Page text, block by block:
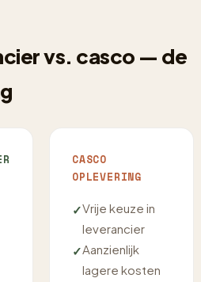
vs. casco — de
CASCO
OPLEVERING
Vrije keuze in
leverancier
Aanzienlijk
lagere kosten